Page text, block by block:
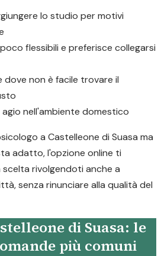
lo studio per motivi
flessibili e preferisce collegarsi
dove non è facile trovare il
agio nell'ambiente domestico
a Castelleone di Suasa ma
adatto, l'opzione online ti
rivolgendoti anche a
senza rinunciare alla qualità del
di Suasa: le
più comuni